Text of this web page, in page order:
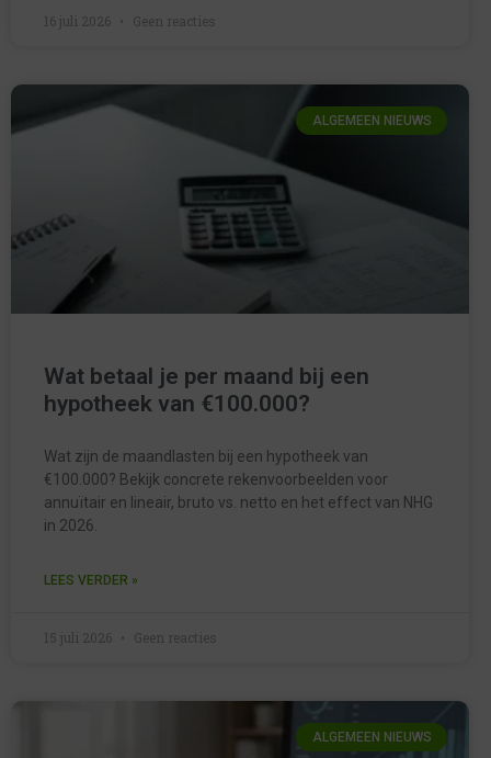
16 juli 2026 Geen reacties
ALGEMEEN NIEUWS
Wat betaal je per maand bij een
hypotheek van €100.000?
Wat zijn de maandlasten bij een hypotheek van
€100.000? Bekijk concrete rekenvoorbeelden voor
annuïtair en lineair, bruto vs. netto en het effect van NHG
in 2026.
LEES VERDER »
15 juli 2026 Geen reacties
ALGEMEEN NIEUWS